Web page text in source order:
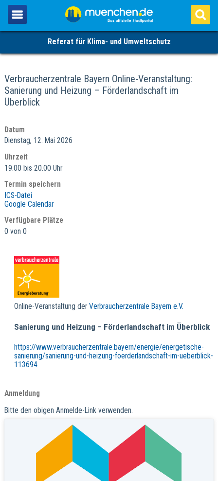
Referat für Klima- und Umweltschutz
Verbraucherzentrale Bayern Online-Veranstaltung:
Sanierung und Heizung – Förderlandschaft im
Überblick
Datum
Dienstag, 12. Mai 2026
Uhrzeit
19.00 bis 20.00 Uhr
Termin speichern
ICS-Datei
Google Calendar
Verfügbare Plätze
0 von 0
Online-Veranstaltung derVerbraucherzentrale Bayern e.V.
Sanierung und Heizung – Förderlandschaft im Überblick
https://www.verbraucherzentrale.bayern/energie/energetische-
sanierung/sanierung-und-heizung-foerderlandschaft-im-ueberblick-
113694
Anmeldung
Bitte den obigen Anmelde-Link verwenden.